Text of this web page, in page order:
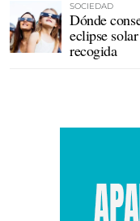
SOCIEDAD
Dónde
eclipse
recogida